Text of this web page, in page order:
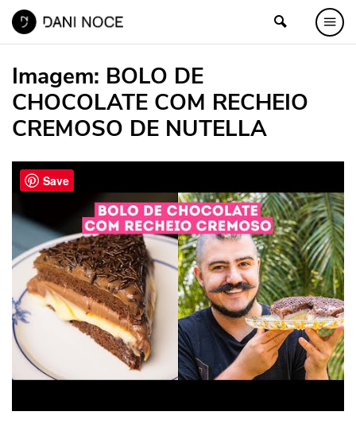
Imagem: BOLO DE
CHOCOLATE COM RECHEIO
CREMOSO DE NUTELLA
Save